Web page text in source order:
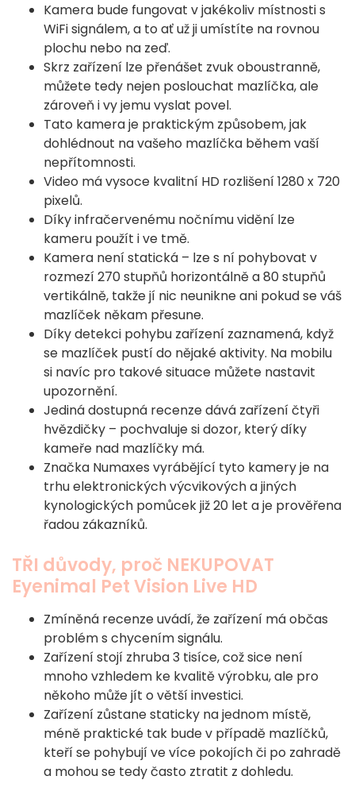
Kamera bude fungovat v jakékoliv místnosti s
WiFi signálem, a to ať už ji umístíte na rovnou
plochu nebo na zeď.
Skrz zařízení lze přenášet zvuk oboustranně,
můžete tedy nejen poslouchat mazlíčka, ale
zároveň i vy jemu vyslat povel.
Tato kamera je praktickým způsobem, jak
dohlédnout na vašeho mazlíčka během vaší
nepřítomnosti.
Video má vysoce kvalitní HD rozlišení 1280 x 720
pixelů.
Díky infračervenému nočnímu vidění lze
kameru použít i ve tmě.
Kamera není statická – lze s ní pohybovat v
rozmezí 270 stupňů horizontálně a 80 stupňů
vertikálně, takže jí nic neunikne ani pokud se váš
mazlíček někam přesune.
Díky detekci pohybu zařízení zaznamená, když
se mazlíček pustí do nějaké aktivity. Na mobilu
si navíc pro takové situace můžete nastavit
upozornění.
Jediná dostupná recenze dává zařízení čtyři
hvězdičky – pochvaluje si dozor, který díky
kameře nad mazlíčky má.
Značka Numaxes vyrábějící tyto kamery je na
trhu elektronických výcvikových a jiných
kynologických pomůcek již 20 let a je prověřena
řadou zákazníků.
TŘI důvody, proč NEKUPOVAT
Eyenimal Pet Vision Live HD
Zmíněná recenze uvádí, že zařízení má občas
problém s chycením signálu.
Zařízení stojí zhruba 3 tisíce, což sice není
mnoho vzhledem ke kvalitě výrobku, ale pro
někoho může jít o větší investici.
Zařízení zůstane staticky na jednom místě,
méně praktické tak bude v případě mazlíčků,
kteří se pohybují ve více pokojích či po zahradě
a mohou se tedy často ztratit z dohledu.